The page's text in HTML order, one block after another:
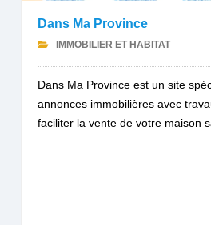
Dans Ma Province
IMMOBILIER ET HABITAT
Dans Ma Province est un site
annonces immobilières avec
faciliter la vente de votre maison